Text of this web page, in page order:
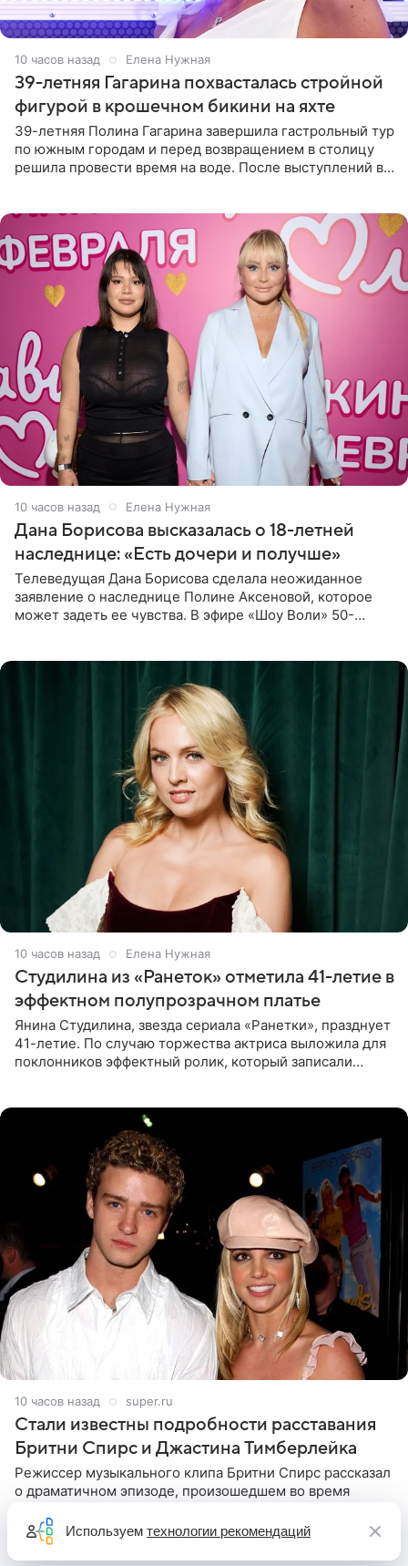
10 часов назад Елена Нужная
39-летняя Гагарина похвасталась стройной
фигурой в крошечном бикини на яхте
39-летняя Полина Гагарина завершила гастрольный тур
по южным городам и перед возвращением в столицу
решила провести время на воде. После выступлений в
10 часов назад Елена Нужная
Дана Борисова высказалась о 18-летней
наследнице: «Есть дочери и получше»
Телеведущая Дана Борисова сделала неожиданное
заявление о наследнице Полине Аксеновой, которое
может задеть ее чувства. В эфире «Шоу Воли» 50-
10 часов назад Елена Нужная
Студилина из «Ранеток» отметила 41-летие в
эффектном полупрозрачном платье
Янина Студилина, звезда сериала «Ранетки», празднует
41-летие. По случаю торжества актриса выложила для
поклонников эффектный ролик, который записали
10 часов назад super.ru
Стали известны подробности расставания
Бритни Спирс и Джастина Тимберлейка
Режиссер музыкального клипа Бритни Спирс рассказал
о драматичном эпизоде, произошедшем во время
сообщение о расставании прямо на площадке. По
словам постановщика,
Используем технологии рекомендаций